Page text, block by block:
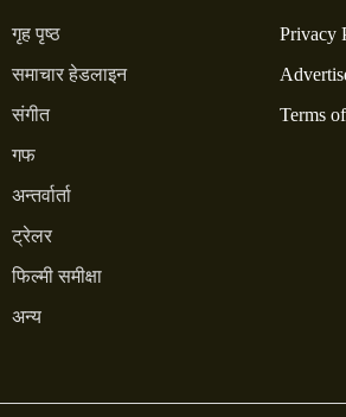
गृह पृष्ठ
समाचार हेडलाइन
संगीत
गफ
अन्तर्वार्ता
ट्रेलर
फिल्मी समीक्षा
अन्य
Privacy
Terms